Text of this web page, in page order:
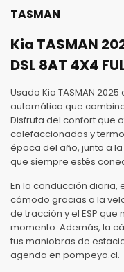
TASMAN
Kia TASMAN
DSL 8AT 4X4
Usado Kia TASMAN
automática que
Disfruta del confort que
calefaccionados y
época del año, junto a
que siempre estés
En la conducción diaria,
cómodo gracias a la
de tracción y el ESP
momento. Además, la
tus maniobras de
agenda en pompeyo.cl.